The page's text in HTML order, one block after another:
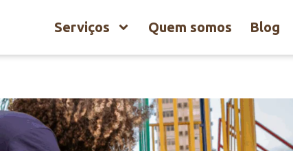
Serviços Quem somos Blog